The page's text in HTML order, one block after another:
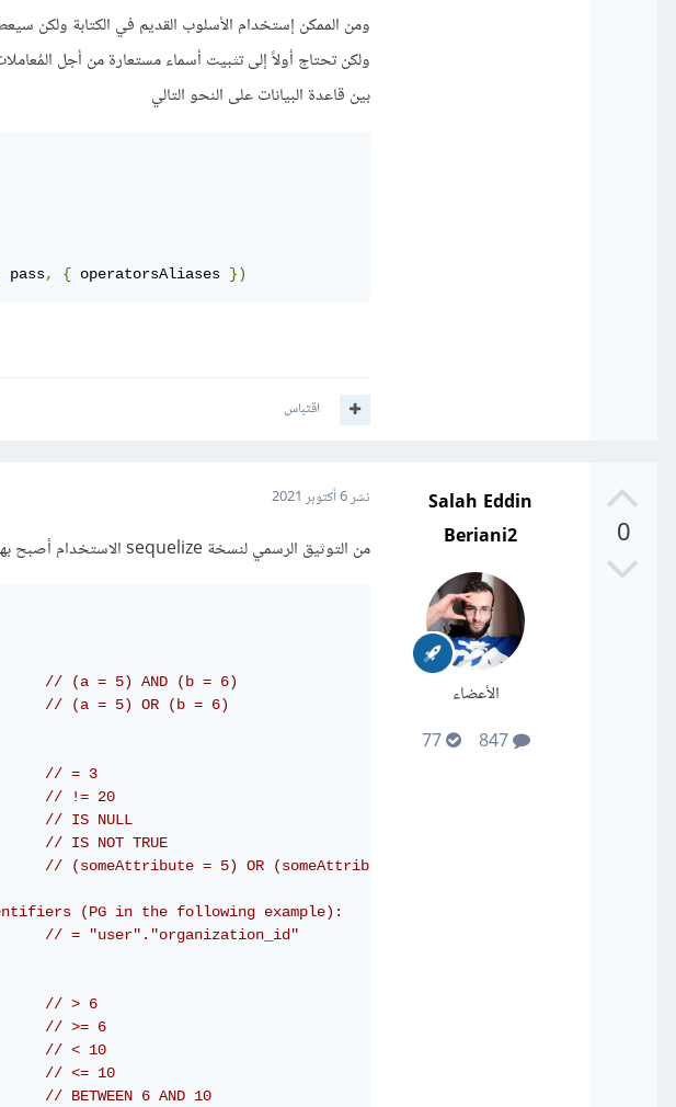
ومن الممكن إستخدام الأسلوب القديم في الكتابة ولكن
ولكن تحتاج أولاً إلى تثبيت أسماء مستعارة من أجل
بين قاعدة البيانات على النحو التالي
pass, { operatorsAliases })
اقتباس
0
Salah Eddin
Beriani2
الأعضاء
847
77
نشر6 أكتوبر 2021
من التوثيق الرسمي لنسخة sequelize الاستخدام أصبح بهذه الطريقة للمشغلات
// (a = 5) AND (b = 6)
// (a = 5) OR (b = 6)
// = 3
// != 20
// IS NULL
// IS NOT TRUE
// (someAttribute = 5) OR (someAttribute = 6)
(PG in the following example):
// = "user"."organization_id"
// > 6
// >= 6
// < 10
// <= 10
// BETWEEN 6 AND 10